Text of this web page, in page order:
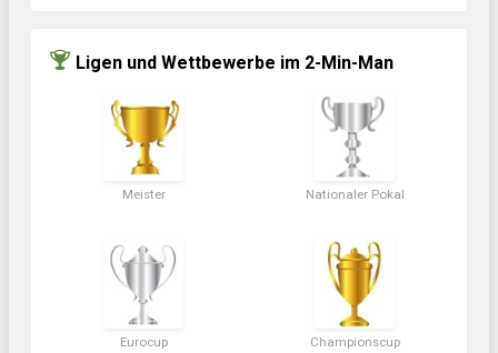
Ligen und Wettbewerbe im 2-Min-Man
Meister Nationaler Pokal
Eurocup Championscup